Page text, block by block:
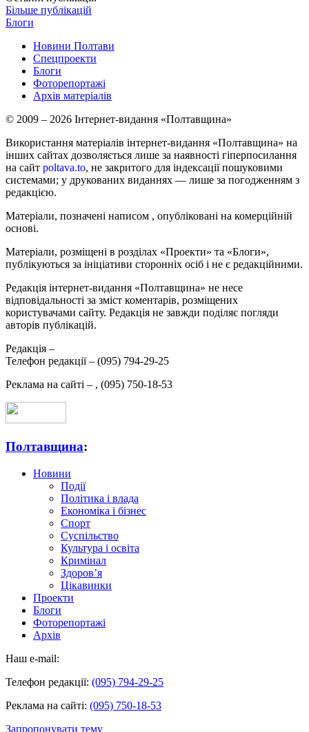
Більше публікацій
Блоги
Новини Полтави
Спецпроекти
Блоги
Фоторепортажі
Архів матеріалів
© 2009 – 2026 Інтернет-видання «Полтавщина»
Використання матеріалів інтернет-видання «Полтавщина» на
інших сайтах дозволяється лише за наявності гіперпосилання
на сайт poltava.to, не закритого для індексації пошуковими
системами; у друкованих виданнях — лише за погодженням з
редакцією.
Матеріали, позначені написом , опубліковані на комерційній
основі.
Матеріали, розміщені в розділах «Проекти» та «Блоги»,
публікуються за ініціативи сторонніх осіб і не є редакційними.
Редакція інтернет-видання «Полтавщина» не несе
відповідальності за зміст коментарів, розміщених
користувачами сайту. Редакція не завжди поділяє погляди
авторів публікацій.
Редакція –
Телефон редакції – (095) 794-29-25
Реклама на сайті – , (095) 750-18-53
Полтавщина:
Новини
Події
Політика і влада
Економіка і бізнес
Спорт
Суспільство
Культура і освіта
Кримінал
Здоров’я
Цікавинки
Проекти
Блоги
Фоторепортажі
Архів
Наш e-mail:
Телефон редакції: (095) 794-29-25
Реклама на сайті: (095) 750-18-53
Запропонувати тему